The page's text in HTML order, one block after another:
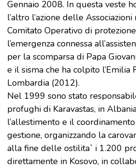
Gennaio 2008. In questa veste
l’altro l’azione delle
Comitato Operativo di
l’emergenza connessa
per la scomparsa di Papa
e il sisma che ha colpito l’Emilia
Lombardia (2012).
Nel 1999 sono stato
profughi di Karavastas, in
l’allestimento e il
gestione, organizzando la
alla fine delle ostilita` i 1.200
direttamente in Kosovo, in